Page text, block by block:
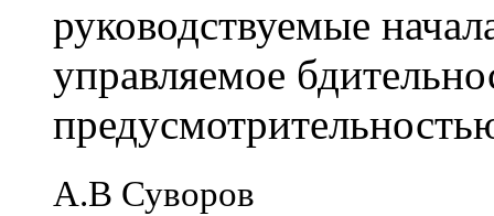
руководствуемые
управляемое
А.В Суворов